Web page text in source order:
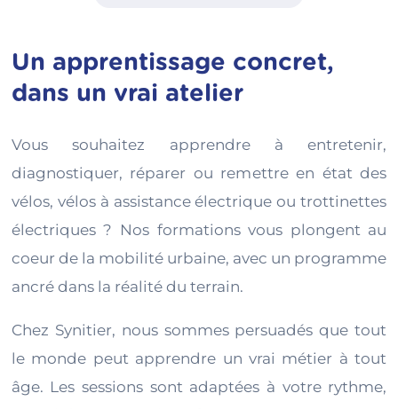
Un apprentissage concret,
dans un vrai atelier
Vous souhaitez apprendre à entretenir,
diagnostiquer, réparer ou remettre en état des
vélos, vélos à assistance électrique ou trottinettes
électriques ? Nos formations vous plongent au
coeur de la mobilité urbaine, avec un programme
ancré dans la réalité du terrain.
Chez Synitier, nous sommes persuadés que tout
le monde peut apprendre un vrai métier à tout
âge. Les sessions sont adaptées à votre rythme,